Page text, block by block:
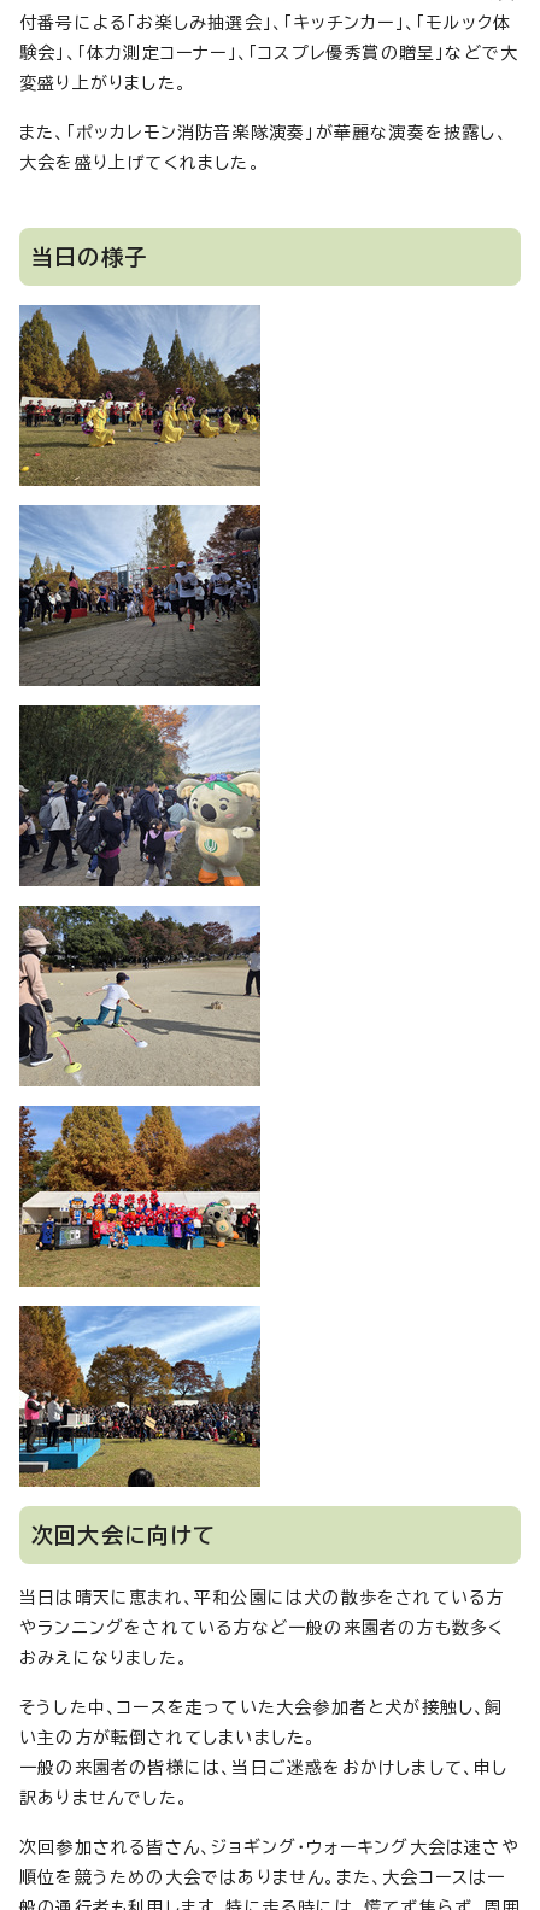
付番号による「お楽しみ抽選会」、「キッチンカー」、「モルック体
験会」、「体力測定コーナー」、「コスプレ優秀賞の贈呈」などで大
変盛り上がりました。
また、「ポッカレモン消防音楽隊演奏」が華麗な演奏を披露し、
大会を盛り上げてくれました。
当日の様子
次回大会に向けて
当日は晴天に恵まれ、平和公園には犬の散歩をされている方
やランニングをされている方など一般の来園者の方も数多く
おみえになりました。
そうした中、コースを走っていた大会参加者と犬が接触し、飼
い主の方が転倒されてしまいました。
一般の来園者の皆様には、当日ご迷惑をおかけしまして、申し
訳ありませんでした。
次回参加される皆さん、ジョギング・ウォーキング大会は速さや
順位を競うための大会ではありません。また、大会コースは一